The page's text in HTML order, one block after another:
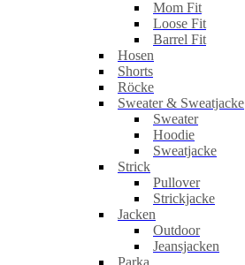
Mom Fit
Loose Fit
Barrel Fit
Hosen
Shorts
Röcke
Sweater & Sweatjacke
Sweater
Hoodie
Sweatjacke
Strick
Pullover
Strickjacke
Jacken
Outdoor
Jeansjacken
Parka